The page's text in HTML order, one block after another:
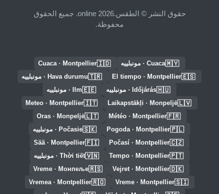
حقوق النشر © الطقس.online 2026. جميع الحقوق
محفوظة.
🇲🇾Cuaca · مونبلييه 🇮🇩
Cuaca · Montpellier
🇪🇸
El tiempo · Montpellier
🇹🇷Hava durumu · مونبلييه
🇭🇺Időjárás · مونبلييه 🇪🇪Ilm · مونبلييه
🇱🇻
Laikapstākļi · Monpeljē
🇮🇹
Meteo · Montpellier
🇫🇷
Météo · Montpellier
🇱🇹
Oras · Monpeljė
🇵🇱
Pogoda · Montpellier
🇸🇰Počasie · مونبلييه
🇨🇿
Počasí · Montpellier
🇫🇮
Sää · Montpellier
🇵🇹
Tempo · Montpellier
🇻🇳Thời tiết · مونبلييه
🇩🇰
Vejret · Montpellier
🇷🇸
Vreme · Монпеље
🇸🇮
Vreme · Montpellier
🇷🇴
Vremea · Montpellier